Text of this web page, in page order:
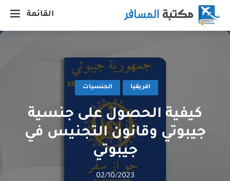
القائمة
افريقيا الجنسيات
كيفية الحصول على جنسية
جيبوتي وقانون التجنيس في
جيبوتي
02/10/2023